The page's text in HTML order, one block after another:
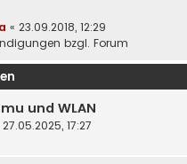
« 23.09.2018, 12:29
bzgl. Forum
und WLAN
27.05.2025, 17:27